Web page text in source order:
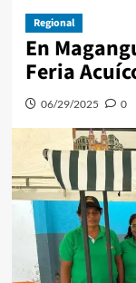
Regional
En
Feria
06/29/2025 0